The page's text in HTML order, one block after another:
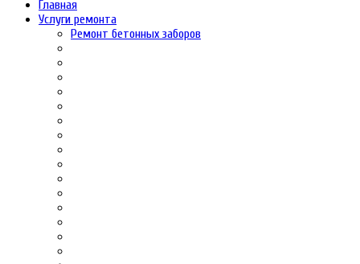
Главная
Услуги ремонта
Ремонт бетонных заборов